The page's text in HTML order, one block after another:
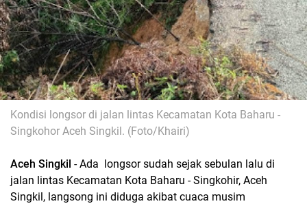
Kondisi longsor di jalan lintas Kecamatan Kota Baharu -
Singkohor Aceh Singkil. (Foto/Khairi)
Aceh Singkil - Ada longsor sudah sejak sebulan lalu di
jalan lintas Kecamatan Kota Baharu - Singkohir, Aceh
Singkil, langsong ini diduga akibat cuaca musim